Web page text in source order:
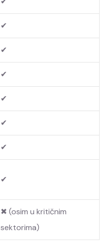
✔
✔
✔
✔
✔
✔
✔
✖ (osim u kritičnim
sektorima)